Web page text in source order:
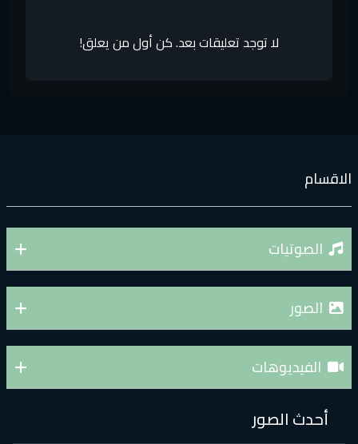
الصوتيات
الصور
الفيديوهات
أحدث الصور
لا توجد تعليقات بعد. كن أول من يعلق!